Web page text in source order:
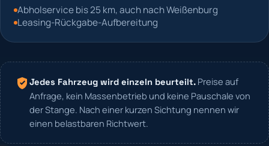
Abholservice bis 25 km, auch nach Weißenburg
Leasing-Rückgabe-Aufbereitung
Jedes Fahrzeug wird einzeln beurteilt. Preise auf
Anfrage, kein Massenbetrieb und keine Pauschale von
der Stange. Nach einer kurzen Sichtung nennen wir
einen belastbaren Richtwert.